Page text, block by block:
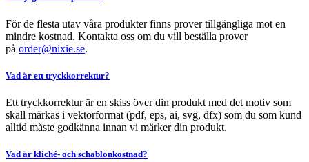
För de flesta utav våra produkter finns prover tillgängliga mot en
mindre kostnad. Kontakta oss om du vill beställa prover
på order@nixie.se.
Vad är ett tryckkorrektur?
Ett tryckkorrektur är en skiss över din produkt med det motiv som
skall märkas i vektorformat (pdf, eps, ai, svg, dfx) som du som kund
alltid måste godkänna innan vi märker din produkt.
Vad är kliché- och schablonkostnad?